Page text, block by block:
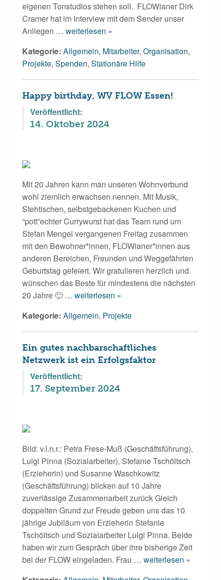
eigenen Tonstudios stehen soll. FLOWianer Dirk
Cramer hat im Interview mit dem Sender unser
Anliegen … weiterlesen »
Kategorie: Allgemein, Mitarbeiter, Organisation,
Projekte, Spenden, Stationäre Hilfe
Happy birthday, WV FLOW Essen!
Veröffentlicht:
14. Oktober 2024
Mit 20 Jahren kann man unseren Wohnverbund
wohl ziemlich erwachsen nennen. Mit Musik,
Stehtischen, selbstgebackenen Kuchen und
“pott”echter Currywurst hat das Team rund um
Stefan Mengel vergangenen Freitag zusammen
mit den Bewohner*innen, FLOWianer*innen aus
anderen Bereichen, Freunden und Weggefährten
Geburtstag gefeiert. Wir gratulieren herzlich und
wünschen das Beste für mindestens die nächsten
20 Jahre 🙂 … weiterlesen »
Kategorie: Allgemein, Projekte
Ein gutes nachbarschaftliches
Netzwerk ist ein Erfolgsfaktor
Veröffentlicht:
17. September 2024
Bild: v.l.n.r.: Petra Frese-Muß (Geschäftsführung),
Luigi Pinna (Sozialarbeiter), Stefanie Tschöltsch
(Erzieherin) und Susanne Waschkowitz
(Geschäftsführung) blicken auf 10 Jahre
zuverlässige Zusammenarbeit zurück Gleich
doppelten Grund zur Freude geben uns das 10
jährige Jubiläum von Erzieherin Stefanie
Tschöltsch und Sozialarbeiter Luigi Pinna. Beide
haben wir zum Gespräch über ihre bisherige Zeit
bei der FLOW eingeladen. Frau … weiterlesen »